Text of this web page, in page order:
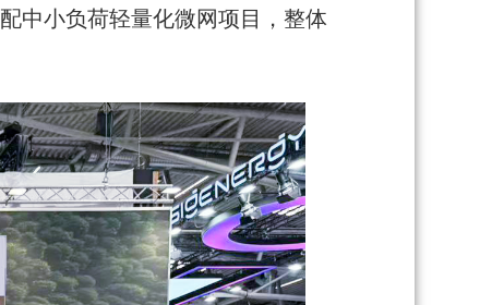
中小负荷轻量化微网项目，整体